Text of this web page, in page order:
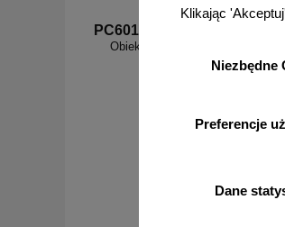
Klikając
Niezbędne
Preferencje
Dane
PC601
Obiekt monitorowany - znak
PC601
20,92 zł netto